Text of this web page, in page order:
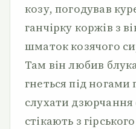
козу, погодував
ганчірку коржів з
шматок козячого
Там він любив
гнеться під ногами
слухати
стікають з